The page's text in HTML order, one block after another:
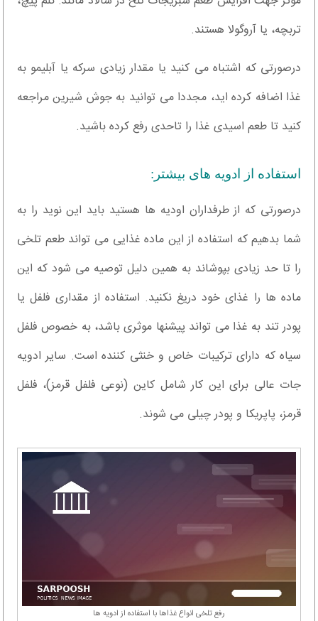
تربچه، یا آروگولا هستند.
درصورتی که اشتباه می کنید یا مقدار زیادی سرکه یا آبلیمو به
غذا اضافه کرده اید، مجددا می توانید به جوش شیرین مراجعه
کنید تا طعم اسیدی غذا را تاحدی رفع کرده باشید.
استفاده از ادویه های بیشتر:
درصورتی که از طرفداران اودیه ها هستید باید این نوید را به
شما بدهیم که استفاده از این ماده غذایی می تواند طعم تلخی
را تا حد زیادی بپوشاند به همین دلیل توصیه می شود که این
ماده ها را غذای خود دریغ نکنید. استفاده از مقداری فلفل یا
پودر تند به غذا می تواند پیشنها موثری باشد، به خصوص فلفل
سیاه که دارای ترکیبات خاص و خنثی کننده است. سایر ادویه
جات عالی برای این کار شامل کاین (نوعی فلفل قرمز)، فلفل
قرمز، پاپریکا و پودر چیلی می شوند.
رفع تلخی انواع غذاها با استفاده از ادویه ها